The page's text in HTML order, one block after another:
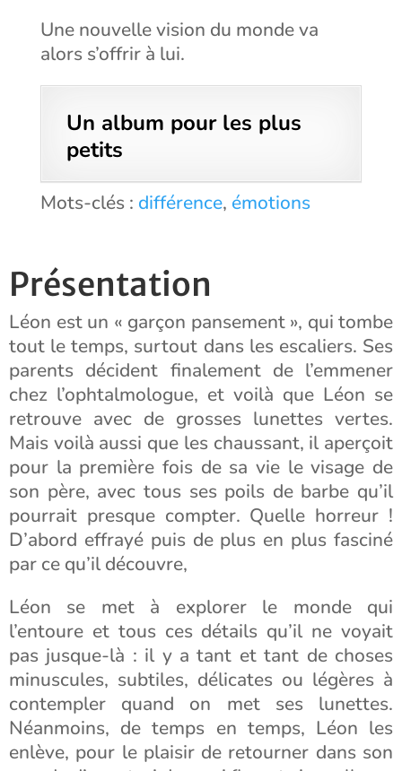
Une nouvelle vision du monde va
alors s’offrir à lui.
Un album pour les plus
petits
Mots-clés : différence, émotions
Présentation
Léon est un « garçon pansement », qui tombe
tout le temps, surtout dans les escaliers. Ses
parents décident finalement de l’emmener
chez l’ophtalmologue, et voilà que Léon se
retrouve avec de grosses lunettes vertes.
Mais voilà aussi que les chaussant, il aperçoit
pour la première fois de sa vie le visage de
son père, avec tous ses poils de barbe qu’il
pourrait presque compter. Quelle horreur !
D’abord effrayé puis de plus en plus fasciné
par ce qu’il découvre,
Léon se met à explorer le monde qui
l’entoure et tous ces détails qu’il ne voyait
pas jusque-là : il y a tant et tant de choses
minuscules, subtiles, délicates ou légères à
contempler quand on met ses lunettes.
Néanmoins, de temps en temps, Léon les
enlève, pour le plaisir de retourner dans son